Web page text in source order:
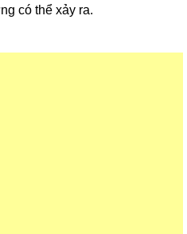
có thể xảy ra.